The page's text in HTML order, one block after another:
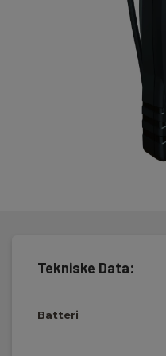
lufthastighed over tid, auto
KIMO VT110 er et ideelt
Den enkelte betjening af
tilslutning af tragt, gør at
KIMO VT110 leveres komplet
kalibreringscertifikat, Dansk
Tekniske Data:
Batteri